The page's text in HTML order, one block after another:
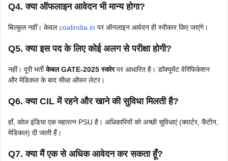
Q4. क्या ऑफलाइन आवेदन भी मान्य होगा?
बिल्कुल नहीं। केवलcoalindia.in पर ऑनलाइन आवेदन ही स्वीकार किए जाएंगे।
Q5. क्या इस पद के लिए कोई अलग से परीक्षा होगी?
नहीं। पूरी भर्तीकेबल GATE-2025 स्कोरपर आधारित है। डॉक्यूमेंट वेरिफिकेशन
और मेडिकल के बाद सीधा ऑफर लेटर।
Q6. क्या CIL में रहने और खाने की सुविधा मिलती है?
हाँ, कोल इंडिया एक महारत्न PSU है। अधिकारियों को अच्छी सुविधाएं (क्वार्टर, कैंटीन,
मेडिकल) दी जाती हैं।
Q7. क्या मैं एक से अधिक आवेदन कर सकता हूँ?